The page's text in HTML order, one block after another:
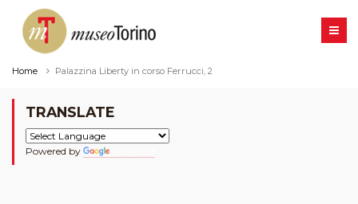
Home Palazzina Liberty in corso Ferrucci, 2
TRANSLATE
Powered by